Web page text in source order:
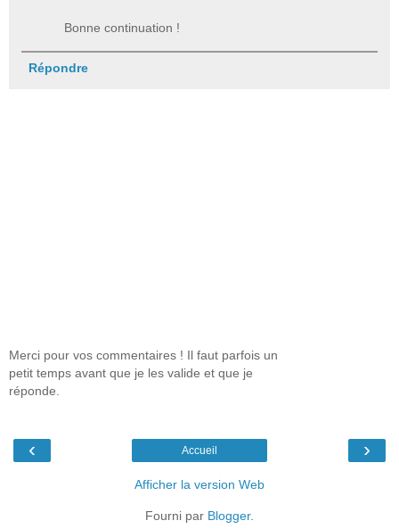
Bonne continuation !
Répondre
Merci pour vos commentaires ! Il faut parfois un
petit temps avant que je les valide et que je
réponde.
‹ ›
Accueil
Afficher la version Web
Fourni par Blogger.